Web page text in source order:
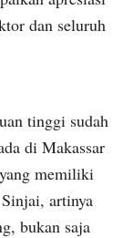
dan seluruh
tinggi sudah
di Makassar
memiliki
artinya
bukan saja